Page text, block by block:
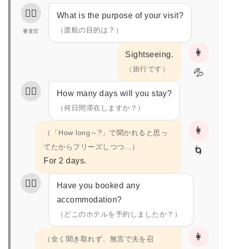
👮‍♂️
審査官
What is the purpose of your visit?
（渡航の目的は？）
👩
💦
私
Sightseeing.
（旅行です）
👮‍♂️ How many days will you stay?
（何日間滞在しますか？）
👩
🌀
（「How long～?」で聞かれると思っ
てたからフリーズしつつ…）
For 2 days.
👮‍♂️
Have you booked any
accommodation?
（どこのホテルを予約しましたか？）
👩
（全く聞き取れず、無言で夫を召